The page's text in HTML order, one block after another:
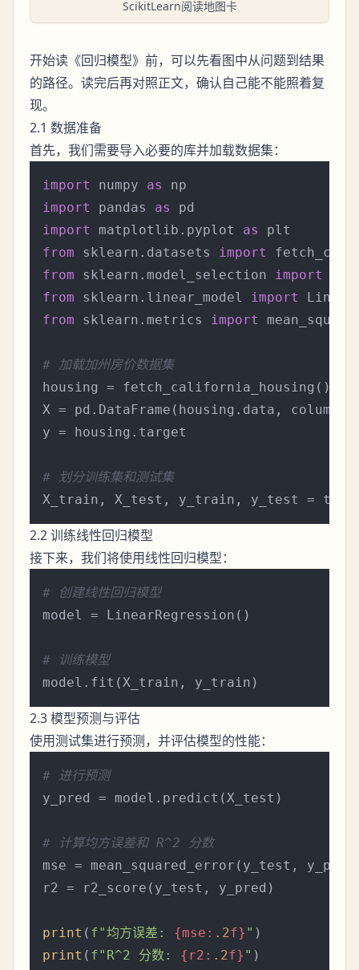
ScikitLearn阅读地图卡
开始读《回归模型》前，可以先看图中从问题到结果
的路径。读完后再对照正文，确认自己能不能照着复
现。
2.1 数据准备
首先，我们需要导入必要的库并加载数据集：
import numpy as
import
pandas as
import
matplotlib.pyplot as
from sklearn.datasets import
from sklearn.model_selection import
from sklearn.linear_model import
from sklearn.metrics import
# 加载加州房价数据集
housing = fetch_california_housing()
X = pd.DataFrame(housing.data,
y = housing.target
# 划分训练集和测试集
X_train, X_test, y_train, y_test =
2.2 训练线性回归模型
接下来，我们将使用线性回归模型：
# 创建线性回归模型
model = LinearRegression()
# 训练模型
2.3 模型预测与评估
使用测试集进行预测，并评估模型的性能：
# 进行预测
y_pred = model.predict(X_test)
# 计算均方误差和 R^2 分数
mse = mean_squared_error(y_test,
r2 = r2_score(y_test, y_pred)
print ( f"均方误差: {mse: .2f} "
print ( f"R^2 分数: {r2: .2f} "